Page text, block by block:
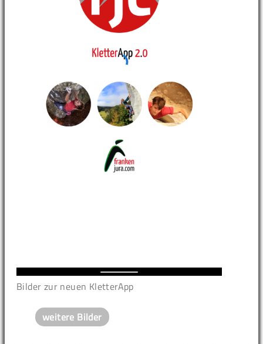
Bilder zur neuen KletterApp
weitere Bilder